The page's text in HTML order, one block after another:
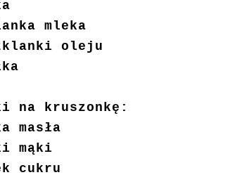
mleka
oleju
na kruszonkę:
masła
mąki
cukru